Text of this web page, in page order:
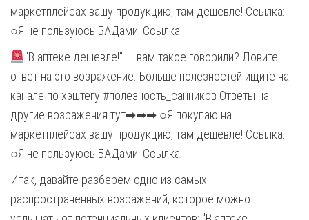
маркетплейсах вашу продукцию, там дешевле! Ссылка:
○Я не пользуюсь БАДами! Ссылка:
"В аптеке дешевле!" — вам такое говорили? Ловите
ответ на это возражение. Больше полезностей ищите на
канале по хэштегу #полезность_санников Ответы на
другие возражения тут➡➡➡ ○Я покупаю на
маркетплейсах вашу продукцию, там дешевле! Ссылка:
○Я не пользуюсь БАДами! Ссылка:
Итак, давайте разберем одно из самых
распространенных возражений, которое можно